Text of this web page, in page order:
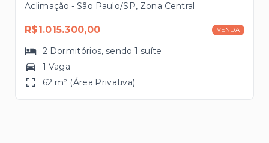
Aclimação - São Paulo/SP, Zona Central
R$1.015.300,00 VENDA
2 Dormitórios, sendo1 suíte
1 Vaga
62 m² (Área Privativa)